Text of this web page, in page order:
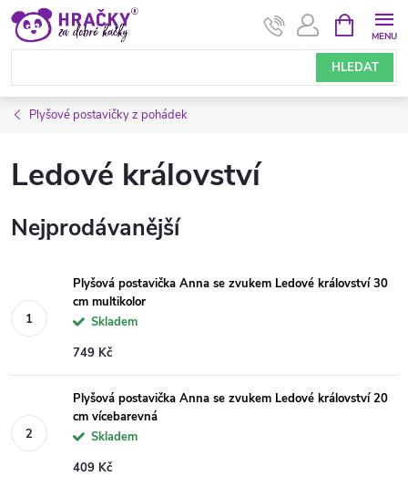
Přejít
obsah
HLEDAT
NÁKUPNÍ
KOŠÍK
Plyšové postavičky z pohádek
Ledové království
Nejprodávanější
Plyšová postavička Anna se zvukem Ledové království 30
cm multikolor
Skladem
749 Kč
Plyšová postavička Anna se zvukem Ledové království 20
cm vícebarevná
Skladem
409 Kč